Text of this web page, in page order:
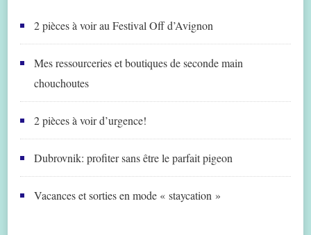
2 pièces à voir au Festival Off d’Avignon
Mes ressourceries et boutiques de seconde main
chouchoutes
2 pièces à voir d’urgence!
Dubrovnik: profiter sans être le parfait pigeon
Vacances et sorties en mode « staycation »